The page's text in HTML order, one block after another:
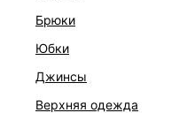
брюки
юбки
джинсы
верхняя одежда
ПЛАТЬЕ С ОТКРЫТЫМИ ПЛЕЧАМИ